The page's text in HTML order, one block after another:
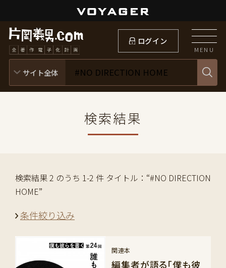
ログイン
MENU
検索結果
検索結果 2 のうち 1-2 件 タイトル：“#NO DIRECTION
HOME”
条件絞り込み
関連本
編集者が語る「僕も彼